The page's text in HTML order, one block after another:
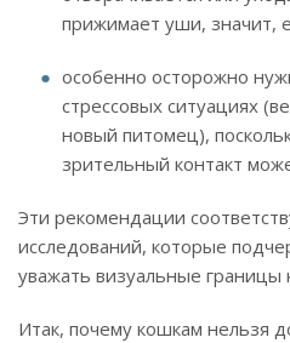
прижимает уши, значит,
особенно осторожно
стрессовых ситуациях
новый питомец),
зрительный контакт
Эти рекомендации
исследований, которые
уважать визуальные границы
Итак, почему кошкам нельзя